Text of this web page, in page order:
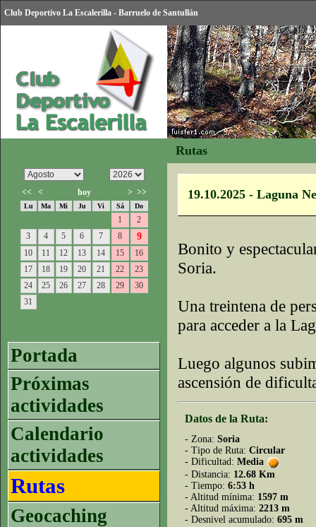
Club Deportivo La Escalerilla - Barruelo de Santullán
Rutas
<< < hoy > >>
Lu Ma Mi Ju Vi Sá Do
1
2
3
4 5 6 7 8 9
10 11 12 13 14 15
16
17
18 19 20 21 22
23
24
25 26 27 28 29
30
31
Portada
Próximas
actividades
Calendario
actividades
Rutas
Geocaching
19.10.2025 - Laguna
Bonito y
Soria.
Una treintena de
para acceder a la
Luego algunos
ascensión de
Datos de la Ruta:
- Zona: Soria
- Tipo de Ruta: Circular
- Dificultad: Media
- Distancia: 12.68 Km
- Tiempo: 6:53 h
- Altitud mínima: 1597 m
- Altitud máxima: 2213 m
- Desnivel acumulado: 695 m